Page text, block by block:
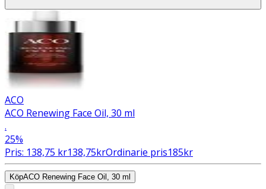
ACO
ACO Renewing Face Oil, 30 ml
.
25%
Pris: 138,75 kr138,75krOrdinarie pris185kr
KöpACO Renewing Face Oil, 30 ml